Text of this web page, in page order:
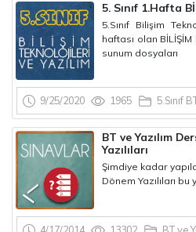
5. Sınıf 1.Hafta
5.Sınıf Bilişim
haftası olan BİLİŞİM
sunum dosyaları
9/25/2020 1965 5.Sınıf
BT ve Yazılım
Yazılıları
Şimdiye kadar
Dönem Yazılıları bu